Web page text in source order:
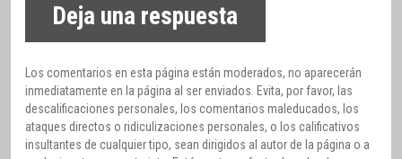
Deja una respuesta
Los comentarios en esta página están moderados, no aparecerán
inmediatamente en la página al ser enviados. Evita, por favor, las
descalificaciones personales, los comentarios maleducados, los
ataques directos o ridiculizaciones personales, o los calificativos
insultantes de cualquier tipo, sean dirigidos al autor de la página o a